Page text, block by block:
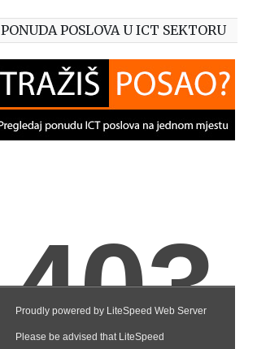
PONUDA POSLOVA U ICT SEKTORU